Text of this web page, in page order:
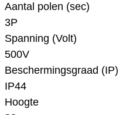
Aantal polen (sec)
3P
Spanning (Volt)
500V
Beschermingsgraad (IP)
IP44
Hoogte